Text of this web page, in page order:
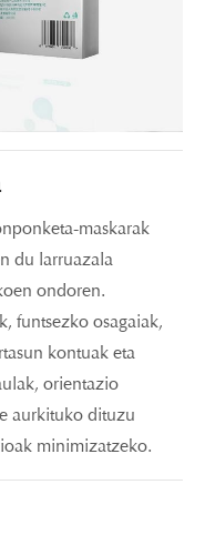
maskarak
du larruazala
ondoren.
funtsezko osagaiak,
kontuak eta
orientazio
aurkituko dituzu
minimizatzeko.